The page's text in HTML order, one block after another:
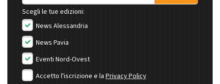
Scegli le tue edizioni:
News Alessandria
News Pavia
Eventi Nord-Ovest
Accetto l'iscrizione e la Privacy Policy